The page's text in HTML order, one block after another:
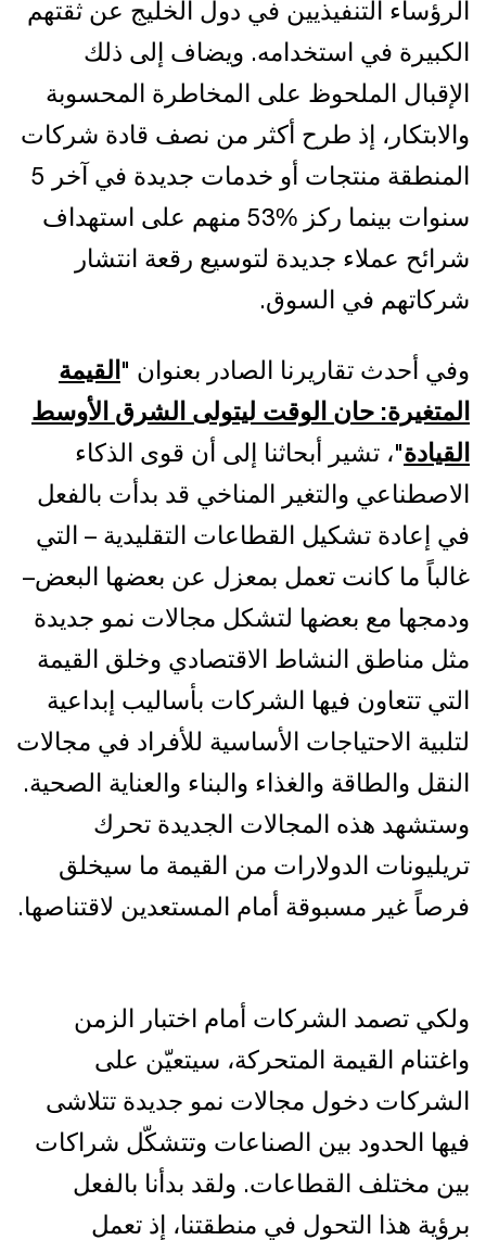
الرؤساء التنفيذيين في دول الخليج عن ثقتهم
الكبيرة في استخدامه. ويضاف إلى ذلك
الإقبال الملحوظ على المخاطرة المحسوبة
والابتكار، إذ طرح أكثر من نصف قادة شركات
المنطقة منتجات أو خدمات جديدة في آخر 5
سنوات بينما ركز %53 منهم على استهداف
شرائح عملاء جديدة لتوسيع رقعة انتشار
شركاتهم في السوق.
وفي أحدث تقاريرنا الصادر بعنوان " القيمة
المتغيرة: حان الوقت ليتولى الشرق الأوسط
القيادة"، تشير أبحاثنا إلى أن قوى الذكاء
الاصطناعي والتغير المناخي قد بدأت بالفعل
في إعادة تشكيل القطاعات التقليدية – التي
غالباً ما كانت تعمل بمعزل عن بعضها البعض–
ودمجها مع بعضها لتشكل مجالات نمو جديدة
مثل مناطق النشاط الاقتصادي وخلق القيمة
التي تتعاون فيها الشركات بأساليب إبداعية
لتلبية الاحتياجات الأساسية للأفراد في مجالات
النقل والطاقة والغذاء والبناء والعناية الصحية.
وستشهد هذه المجالات الجديدة تحرك
تريليونات الدولارات من القيمة ما سيخلق
فرصاً غير مسبوقة أمام المستعدين لاقتناصها.
ولكي تصمد الشركات أمام اختبار الزمن
واغتنام القيمة المتحركة، سيتعيّن على
الشركات دخول مجالات نمو جديدة تتلاشى
فيها الحدود بين الصناعات وتتشكّل شراكات
بين مختلف القطاعات. ولقد بدأنا بالفعل
برؤية هذا التحول في منطقتنا، إذ تعمل